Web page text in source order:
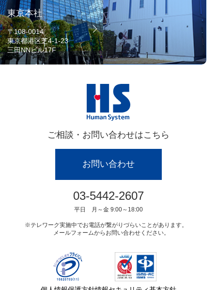
東京本社
〒108-0014
東京都港区芝4-1-23
三田NNビル17F
ご相談・お問い合わせはこちら
お問い合わせ
03-5442-2607
平日 月～金 9:00～18:00
テレワーク実施中でお電話が繋がりづらいことがあります。
メールフォームからお問い合わせください。